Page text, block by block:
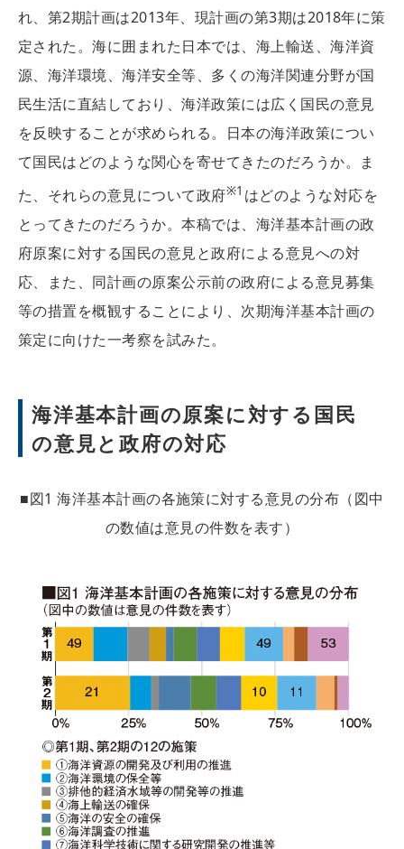
れ、第2期計画は2013年、現計画の第3期は2018年に策
定された。海に囲まれた日本では、海上輸送、海洋資
源、海洋環境、海洋安全等、多くの海洋関連分野が国
民生活に直結しており、海洋政策には広く国民の意見
を反映することが求められる。日本の海洋政策につい
て国民はどのような関心を寄せてきたのだろうか。ま
た、それらの意見について政府※1 はどのような対応を
とってきたのだろうか。本稿では、海洋基本計画の政
府原案に対する国民の意見と政府による意見への対
応、また、同計画の原案公示前の政府による意見募集
等の措置を概観することにより、次期海洋基本計画の
策定に向けた一考察を試みた。
海洋基本計画の原案に対する国民
の意見と政府の対応
■図1 海洋基本計画の各施策に対する意見の分布（図中
の数値は意見の件数を表す）